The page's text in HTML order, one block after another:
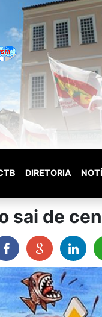
DIRETORIA
sai de